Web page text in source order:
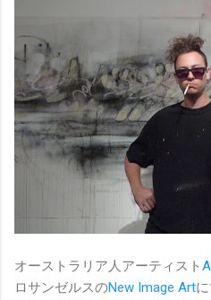
オーストラリア人アーティスト
ロサンゼルスのNew Image Art